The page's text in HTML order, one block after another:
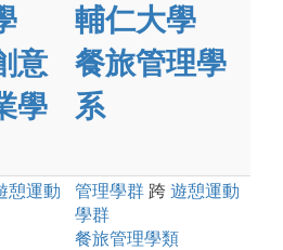
意
學
輔仁大學
餐旅管理學
系
憩運動
管理學群 跨 遊憩運動
學群
餐旅管理學類